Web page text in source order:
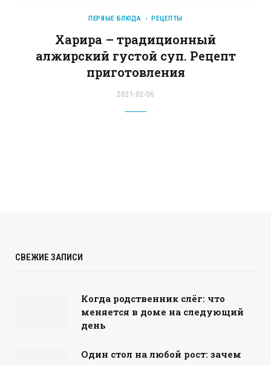
ПЕРВЫЕ БЛЮДА РЕЦЕПТЫ
Харира – традиционный
алжирский густой суп. Рецепт
приготовления
2021-02-06
СВЕЖИЕ ЗАПИСИ
Когда родственник слёг: что
меняется в доме на следующий
день
Один стол на любой рост: зачем